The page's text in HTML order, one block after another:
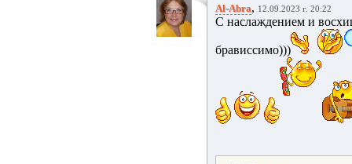
Al-Abra, 12.09.2023 г. 20:22
С наслаждением и
брависсимо)))